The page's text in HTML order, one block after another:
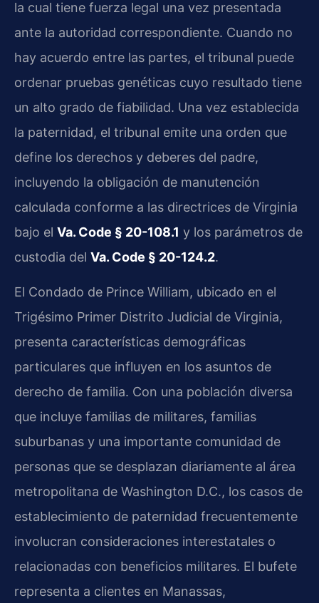
la cual tiene fuerza legal una vez presentada
ante la autoridad correspondiente. Cuando no
hay acuerdo entre las partes, el tribunal puede
ordenar pruebas genéticas cuyo resultado tiene
un alto grado de fiabilidad. Una vez establecida
la paternidad, el tribunal emite una orden que
define los derechos y deberes del padre,
incluyendo la obligación de manutención
calculada conforme a las directrices de Virginia
bajo el Va. Code § 20-108.1 y los parámetros de
custodia del Va. Code § 20-124.2.
El Condado de Prince William, ubicado en el
Trigésimo Primer Distrito Judicial de Virginia,
presenta características demográficas
particulares que influyen en los asuntos de
derecho de familia. Con una población diversa
que incluye familias de militares, familias
suburbanas y una importante comunidad de
personas que se desplazan diariamente al área
metropolitana de Washington D.C., los casos de
establecimiento de paternidad frecuentemente
involucran consideraciones interestatales o
relacionadas con beneficios militares. El bufete
representa a clientes en Manassas,